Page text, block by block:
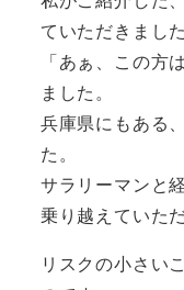
ていただきました
「あぁ、この方
ました。
兵庫県にもある
た。
サラリーマンと
乗り越えていた
リスクの小さい